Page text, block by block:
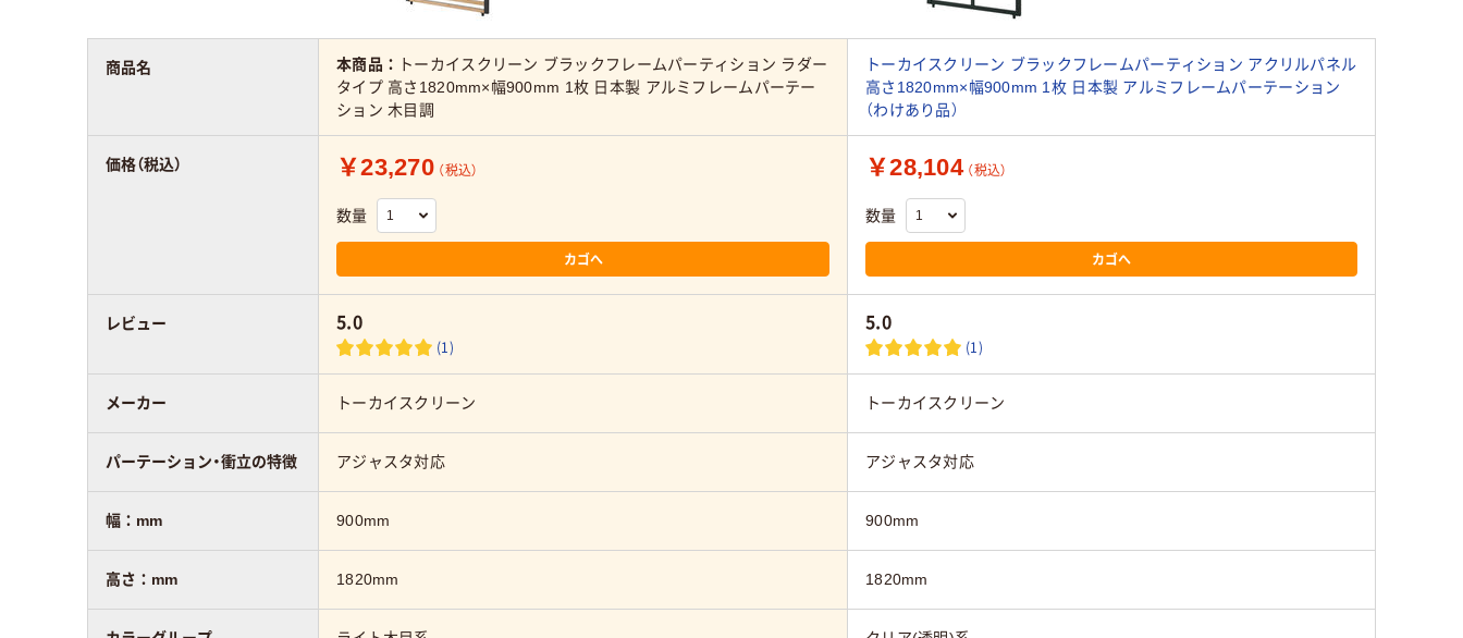
商品名 本商品：
トーカイスクリーン ブラックフレームパーティション ラダー
タイプ 高さ1820mm×幅900mm 1枚 日本製 アルミフレームパーテー
ション 木目調
トーカイスクリーン ブラックフレームパーティション アクリルパネル
高さ1820mm×幅900mm 1枚 日本製 アルミフレームパーテーション
（わけあり品）
価格（税込） ￥23,270 （税込）
数量
カゴへ
￥28,104 （税込）
数量
カゴへ
レビュー 5.0
(1)
5.0
(1)
メーカー トーカイスクリーン トーカイスクリーン
パーテーション・衝立の特徴 アジャスタ対応 アジャスタ対応
幅：mm 900mm 900mm
高さ：mm 1820mm 1820mm